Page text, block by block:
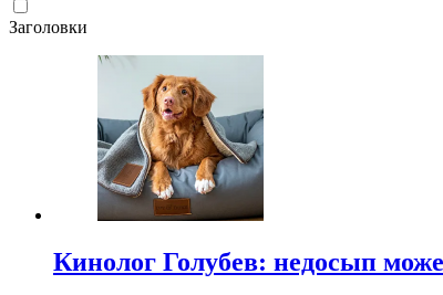
Заголовки
Кинолог Голубев: недосып